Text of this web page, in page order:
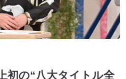
初の“八大タイトル全